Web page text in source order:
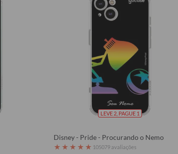
LEVE 2, PAGUE 1
Disney - Pride - Procurando o Nemo
★ ★ ★ ★ ★ 105079 avaliações